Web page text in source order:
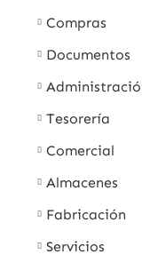
Compras
Documentos
Tesorería
Comercial
Almacenes
Fabricación
Servicios